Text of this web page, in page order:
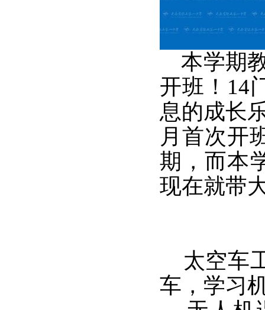
本学期
开班！14
息的成长
月首次开
期，而本
现在就带
太空车
车，学习